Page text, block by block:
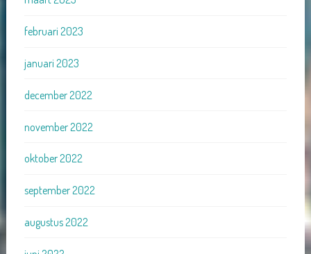
februari 2023
januari 2023
december 2022
november 2022
oktober 2022
september 2022
augustus 2022